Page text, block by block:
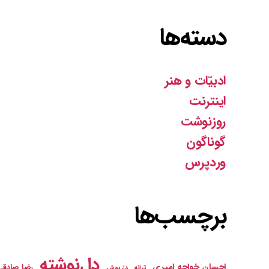
دسته‌ها
ادبیّات و هنر
اینترنت
روزنوشت
گوناگون
وردپرس
برچسب‌ها